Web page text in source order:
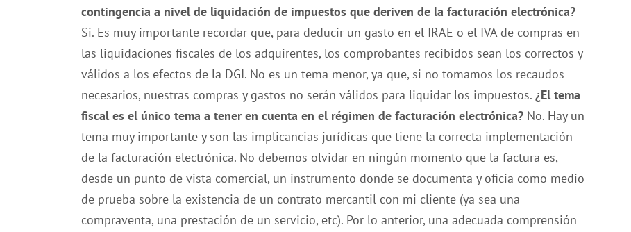
contingencia a nivel de liquidación de impuestos que deriven de la facturación electrónica?
Si. Es muy importante recordar que, para deducir un gasto en el IRAE o el IVA de compras en
las liquidaciones fiscales de los adquirentes, los comprobantes recibidos sean los correctos y
válidos a los efectos de la DGI. No es un tema menor, ya que, si no tomamos los recaudos
necesarios, nuestras compras y gastos no serán válidos para liquidar los impuestos. ¿El tema
fiscal es el único tema a tener en cuenta en el régimen de facturación electrónica? No. Hay un
tema muy importante y son las implicancias jurídicas que tiene la correcta implementación
de la facturación electrónica. No debemos olvidar en ningún momento que la factura es,
desde un punto de vista comercial, un instrumento donde se documenta y oficia como medio
de prueba sobre la existencia de un contrato mercantil con mi cliente (ya sea una
compraventa, una prestación de un servicio, etc). Por lo anterior, una adecuada comprensión